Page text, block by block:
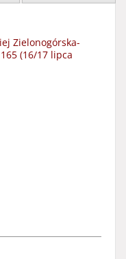
Zielonogórska-
(16/17 lipca